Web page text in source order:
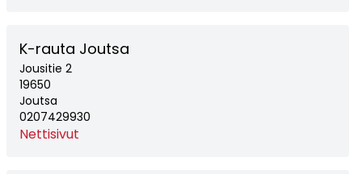
K-rauta Joutsa
Jousitie 2
19650
Joutsa
0207429930
Nettisivut